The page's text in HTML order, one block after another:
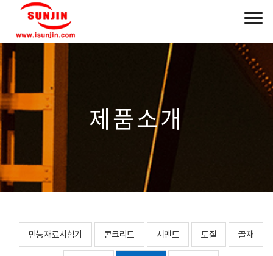
제품소개
만능재료시험기 콘크리트 시멘트 토질 골재